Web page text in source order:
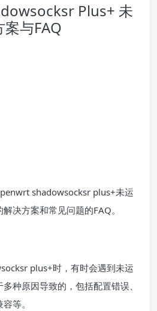
Plus+ 未
与FAQ
shadowsocksr plus+未运
决方案和常见问题的FAQ。
plus+时，有时会遇到未运
种原因导致的，包括配置错误、
等。